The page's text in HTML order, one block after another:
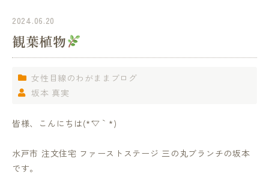
2024.06.20
観葉植物
女性目線のわがままブログ
坂本 真実
皆様、こんにちは(*´▽｀*)
水戸市 注文住宅 ファーストステージ 三の丸ブランチの坂本
です。